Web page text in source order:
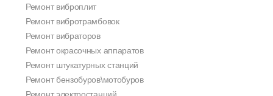
Ремонт виброплит
Ремонт вибротрамбовок
Ремонт вибраторов
Ремонт окрасочных аппаратов
Ремонт штукатурных станций
Ремонт бензобуров\мотобуров